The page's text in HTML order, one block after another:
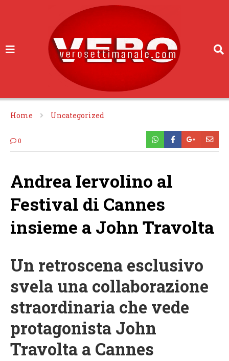
Home Uncategorized
0
Andrea Iervolino al
Festival di Cannes
insieme a John Travolta
Un retroscena esclusivo
svela una collaborazione
straordinaria che vede
protagonista John
Travolta a Cannes